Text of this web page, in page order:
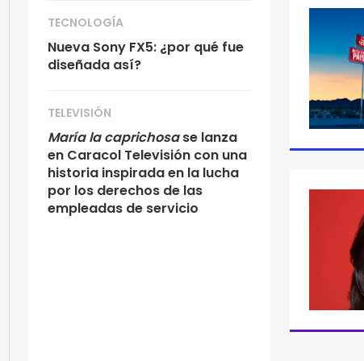
TECNOLOGÍA
Nueva Sony FX5: ¿por qué fue
diseñada así?
TELEVISIÓN
María la caprichosase lanza
en Caracol Televisión con una
historia inspirada en la lucha
por los derechos de las
empleadas de servicio